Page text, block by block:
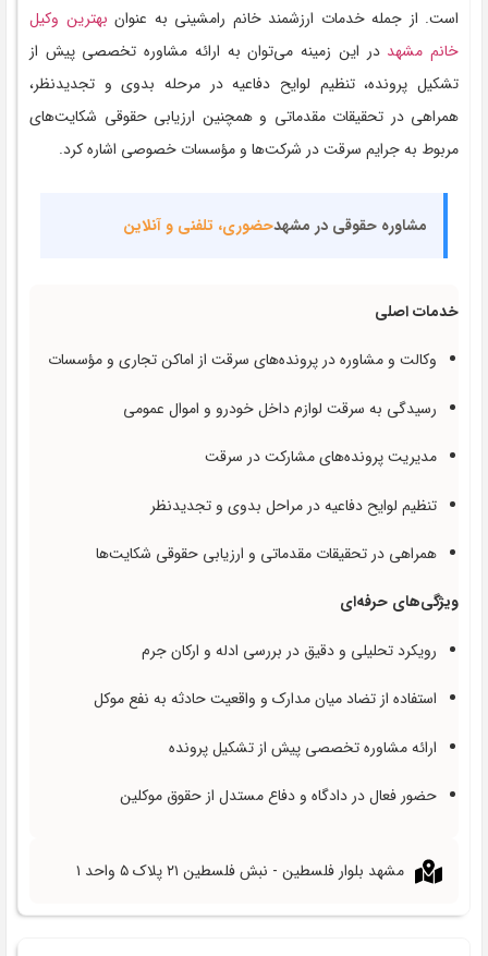
است. از جمله خدمات ارزشمند خانم رامشینی به عنوان بهترین وکیل
خانم مشهد در این زمینه می‌توان به ارائه مشاوره تخصصی پیش از
تشکیل پرونده، تنظیم لوایح دفاعیه در مرحله بدوی و تجدیدنظر،
همراهی در تحقیقات مقدماتی و همچنین ارزیابی حقوقی شکایت‌های
مربوط به جرایم سرقت در شرکت‌ها و مؤسسات خصوصی اشاره کرد.
مشاوره حقوقی در مشهدحضوری، تلفنی و آنلاین
خدمات اصلی
وکالت و مشاوره در پرونده‌های سرقت از اماکن تجاری و مؤسسات
رسیدگی به سرقت لوازم داخل خودرو و اموال عمومی
مدیریت پرونده‌های مشارکت در سرقت
تنظیم لوایح دفاعیه در مراحل بدوی و تجدیدنظر
همراهی در تحقیقات مقدماتی و ارزیابی حقوقی شکایت‌ها
ویژگی‌های حرفه‌ای
رویکرد تحلیلی و دقیق در بررسی ادله و ارکان جرم
استفاده از تضاد میان مدارک و واقعیت حادثه به نفع موکل
ارائه مشاوره تخصصی پیش از تشکیل پرونده
حضور فعال در دادگاه و دفاع مستدل از حقوق موکلین
مشهد بلوار فلسطین - نبش فلسطین ۲۱ پلاک ۵ واحد ۱